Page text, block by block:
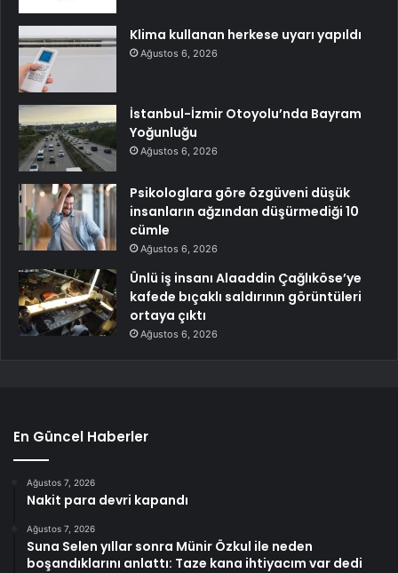
Klima kullanan herkese uyarı yapıldı
Ağustos 6, 2026
İstanbul-İzmir Otoyolu’nda Bayram
Yoğunluğu
Ağustos 6, 2026
Psikologlara göre özgüveni düşük
insanların ağzından düşürmediği 10
cümle
Ağustos 6, 2026
Ünlü iş insanı Alaaddin Çağlıköse’ye
kafede bıçaklı saldırının görüntüleri
ortaya çıktı
Ağustos 6, 2026
En Güncel Haberler
Ağustos 7, 2026
Nakit para devri kapandı
Ağustos 7, 2026
Suna Selen yıllar sonra Münir Özkul ile neden
boşandıklarını anlattı: Taze kana ihtiyacım var dedi